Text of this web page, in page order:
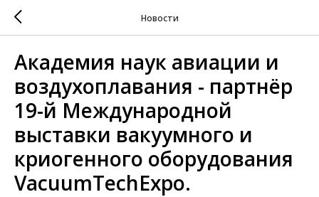
Новости
Академия наук авиации и
воздухоплавания - партнёр
19-й Международной
выставки вакуумного и
криогенного оборудования
VacuumTechExpo.